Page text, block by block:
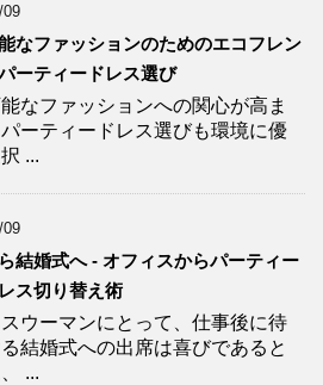
09
なファッションのためのエコフレン
ーティードレス選び
なファッションへの関心が高ま
ーティードレス選びも環境に優
...
09
結婚式へ - オフィスからパーティー
ス切り替え術
ウーマンにとって、仕事後に待
結婚式への出席は喜びであると
...